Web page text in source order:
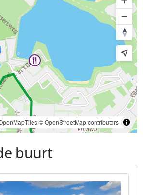
© OpenStreetMap contributors
buurt